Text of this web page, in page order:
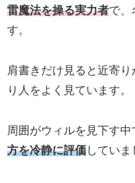
雷魔法を操る実力者で、
す。
肩書きだけ見ると近寄
り人をよく見ています。
周囲がウィルを見下す
方を冷静に評価していま